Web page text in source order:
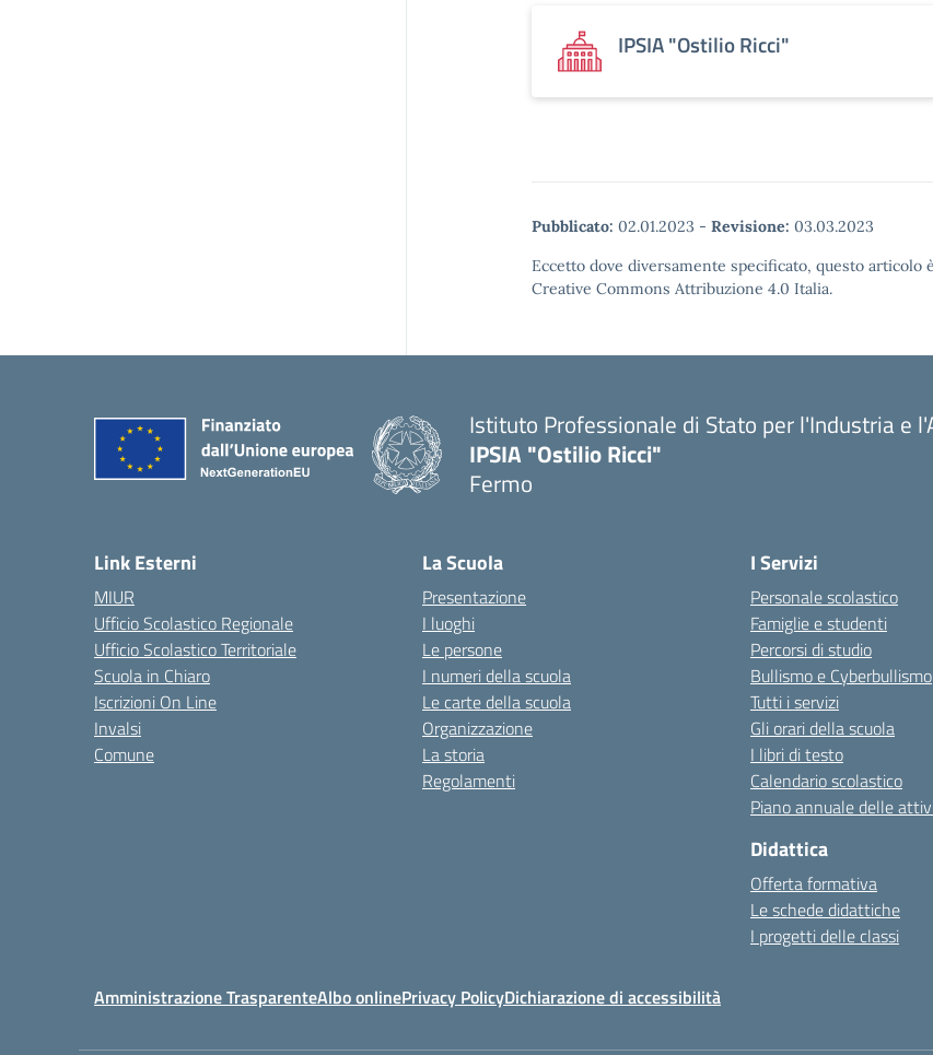
IPSIA "Ostilio Ricci"
Pubblicato: 02.01.2023 - Revisione: 03.03.2023
Eccetto dove diversamente specificato, questo articolo
Creative Commons Attribuzione 4.0 Italia.
Istituto Professionale di Stato per l'Industria e
IPSIA "Ostilio Ricci"
Fermo
Link Esterni
MIUR
Ufficio Scolastico Regionale
Ufficio Scolastico Territoriale
Scuola in Chiaro
Iscrizioni On Line
Invalsi
Comune
La Scuola
Presentazione
I luoghi
Le persone
I numeri della scuola
Le carte della scuola
Organizzazione
La storia
Regolamenti
I Servizi
Personale scolastico
Famiglie e studenti
Percorsi di studio
Bullismo e Cyberbullismo
Tutti i servizi
Gli orari della scuola
I libri di testo
Calendario scolastico
Piano annuale delle
Didattica
Offerta formativa
Le schede didattiche
I progetti delle classi
Amministrazione TrasparenteAlbo onlinePrivacy PolicyDichiarazione di accessibilità